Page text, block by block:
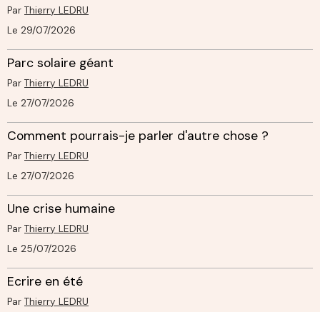
Par Thierry LEDRU
Le 29/07/2026
Parc solaire géant
Par Thierry LEDRU
Le 27/07/2026
Comment pourrais-je parler d'autre chose ?
Par Thierry LEDRU
Le 27/07/2026
Une crise humaine
Par Thierry LEDRU
Le 25/07/2026
Ecrire en été
Par Thierry LEDRU